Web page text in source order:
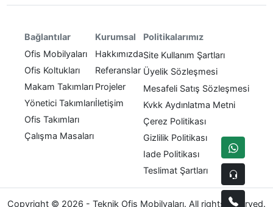
Bağlantılar
Ofis Mobilyaları
Ofis Koltukları
Makam Takımları
Yönetici Takımları
Ofis Takımları
Çalışma Masaları
Kurumsal
Hakkımızda
Referanslar
Projeler
İletişim
Politikalarımız
Site Kullanım Şartları
Üyelik Sözleşmesi
Mesafeli Satış Sözleşmesi
Kvkk Aydınlatma Metni
Çerez Politikası
Gizlilik Politikası
Iade Politikası
Teslimat Şartları
Copyright © 2026 - Teknik Ofis Mobilyaları. All rights reserved.